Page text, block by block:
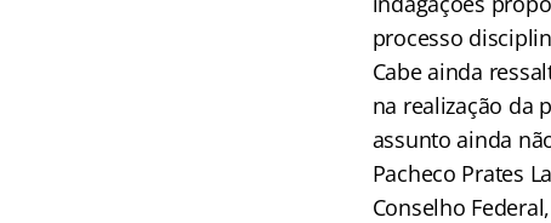
processo
Cabe ainda
na realização da
assunto ainda
Pacheco Prates
Conselho